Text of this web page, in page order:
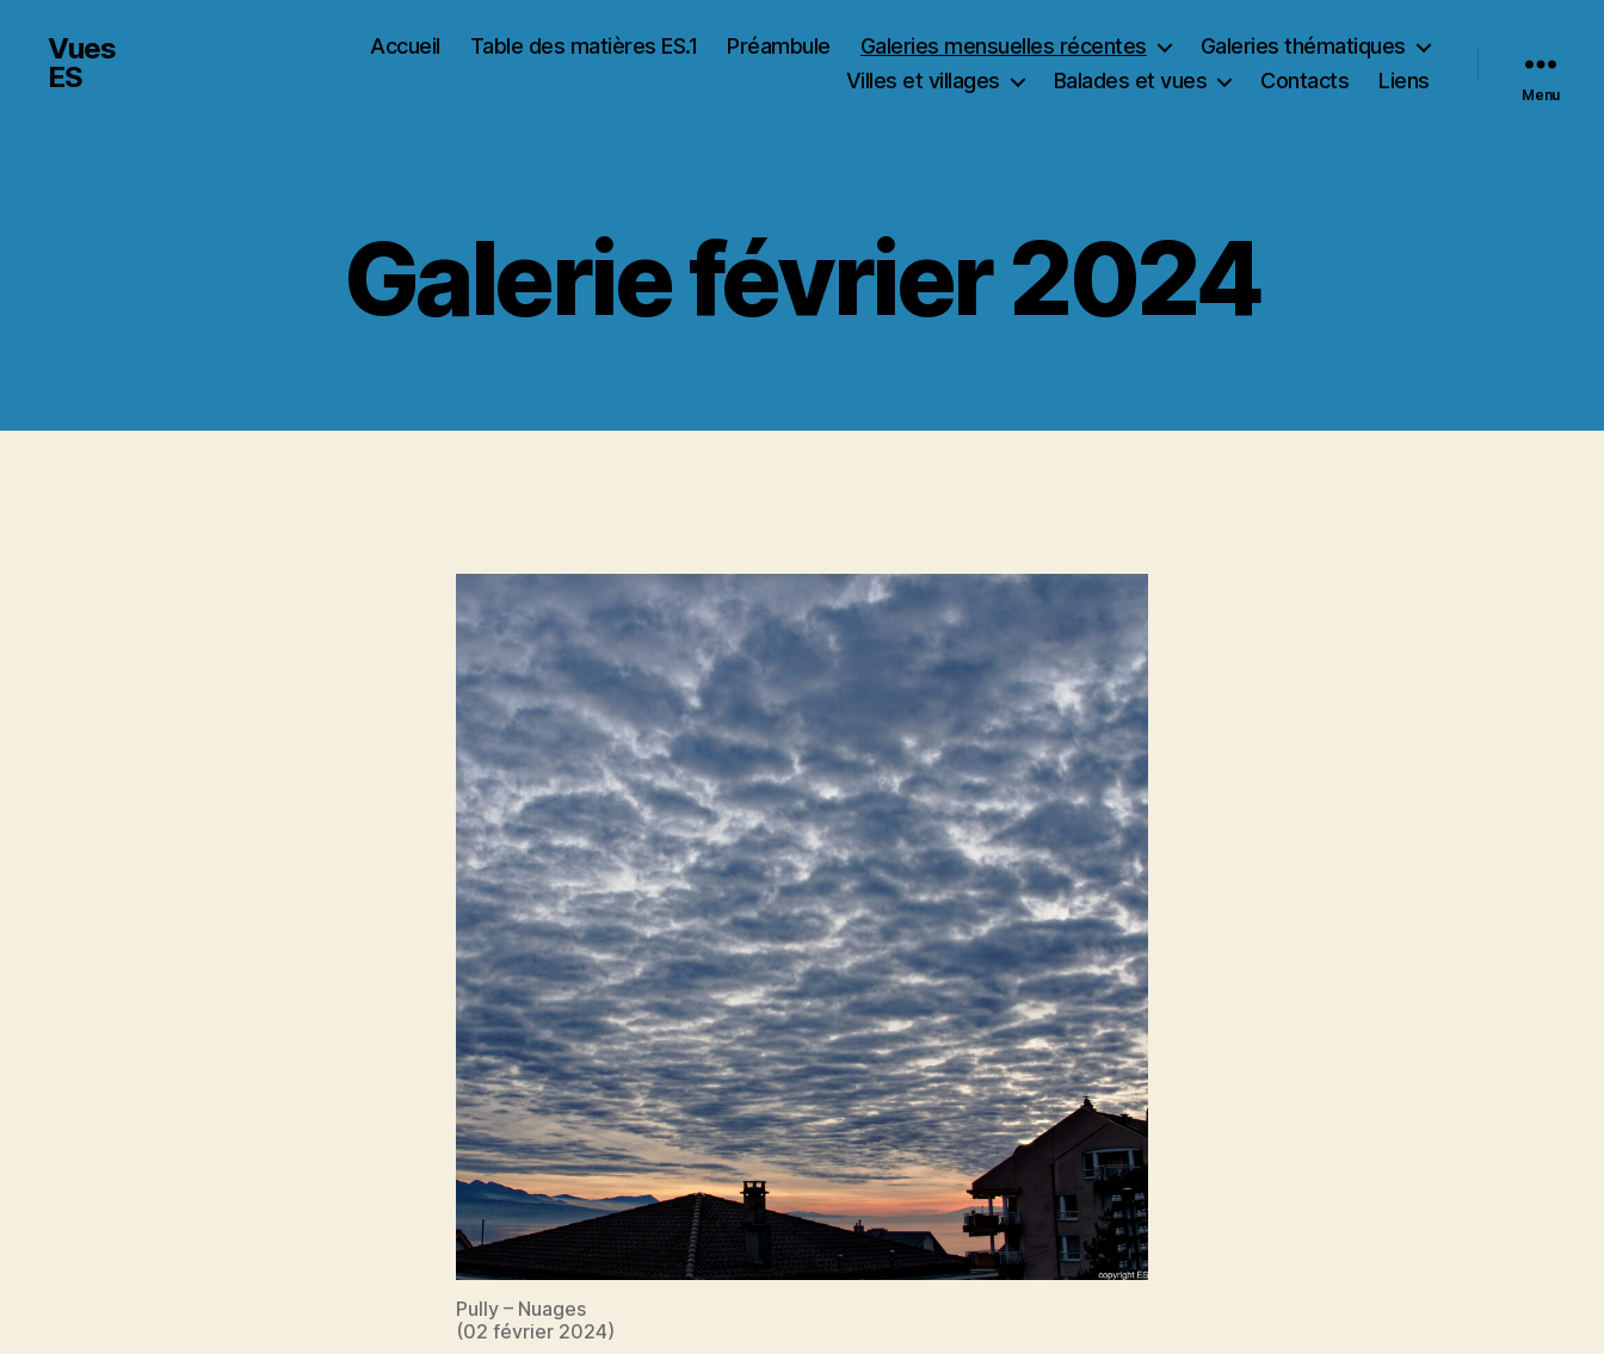
Vues
ES
Accueil Table des matières ES.1 Préambule Galeries mensuelles récentes
Galeries thématiques
Villes et villages
Balades et vues Contacts Liens
Menu
Galerie février 2024
Pully – Nuages
(02 février 2024)